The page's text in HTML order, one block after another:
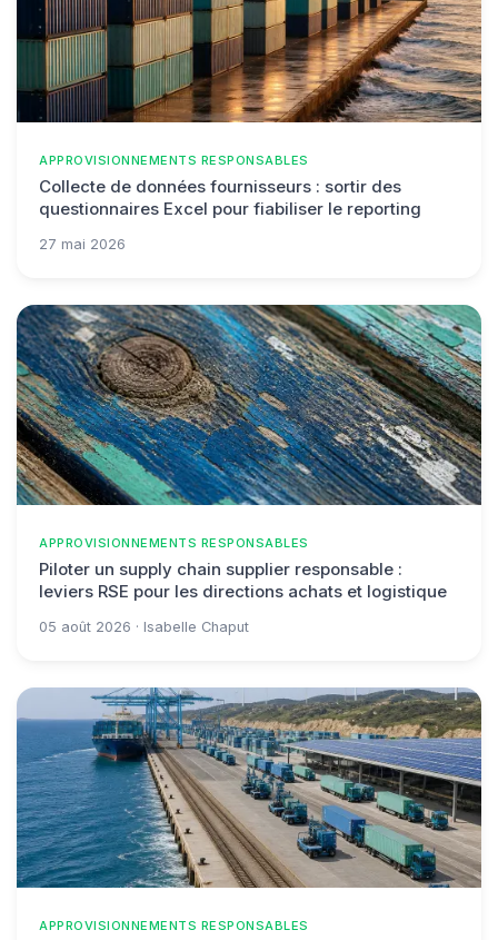
APPROVISIONNEMENTS RESPONSABLES
Collecte de données fournisseurs : sortir des
questionnaires Excel pour fiabiliser le reporting
27 mai 2026
APPROVISIONNEMENTS RESPONSABLES
Piloter un supply chain supplier responsable :
leviers RSE pour les directions achats et logistique
05 août 2026 · Isabelle Chaput
APPROVISIONNEMENTS RESPONSABLES